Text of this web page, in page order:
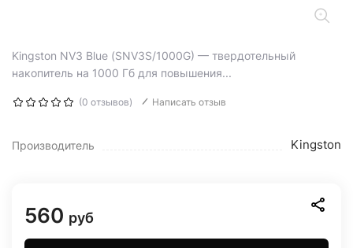
Kingston NV3 Blue (SNV3S/1000G) — твердотельный
накопитель на 1000 Гб для повышения...
(0 отзывов) Написать отзыв
Производитель Kingston
560 руб